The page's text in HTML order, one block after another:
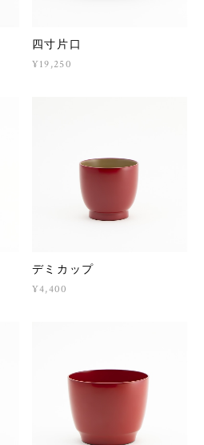
四寸片口
¥19,250
デミカップ
¥4,400